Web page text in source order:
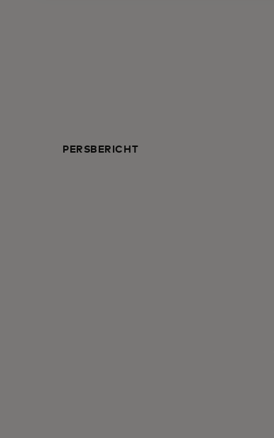
PERSBERICHT